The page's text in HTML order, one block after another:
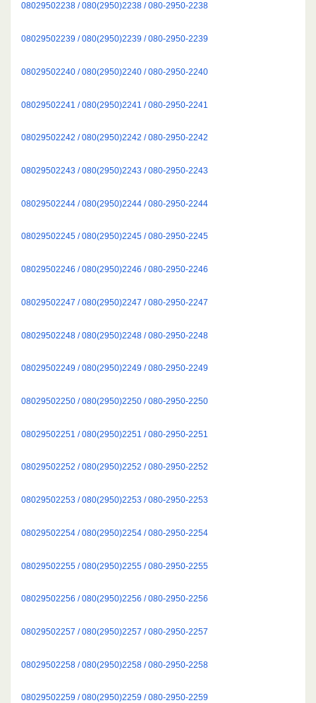
08029502238 / 080(2950)2238 / 080-2950-2238
08029502239 / 080(2950)2239 / 080-2950-2239
08029502240 / 080(2950)2240 / 080-2950-2240
08029502241 / 080(2950)2241 / 080-2950-2241
08029502242 / 080(2950)2242 / 080-2950-2242
08029502243 / 080(2950)2243 / 080-2950-2243
08029502244 / 080(2950)2244 / 080-2950-2244
08029502245 / 080(2950)2245 / 080-2950-2245
08029502246 / 080(2950)2246 / 080-2950-2246
08029502247 / 080(2950)2247 / 080-2950-2247
08029502248 / 080(2950)2248 / 080-2950-2248
08029502249 / 080(2950)2249 / 080-2950-2249
08029502250 / 080(2950)2250 / 080-2950-2250
08029502251 / 080(2950)2251 / 080-2950-2251
08029502252 / 080(2950)2252 / 080-2950-2252
08029502253 / 080(2950)2253 / 080-2950-2253
08029502254 / 080(2950)2254 / 080-2950-2254
08029502255 / 080(2950)2255 / 080-2950-2255
08029502256 / 080(2950)2256 / 080-2950-2256
08029502257 / 080(2950)2257 / 080-2950-2257
08029502258 / 080(2950)2258 / 080-2950-2258
08029502259 / 080(2950)2259 / 080-2950-2259